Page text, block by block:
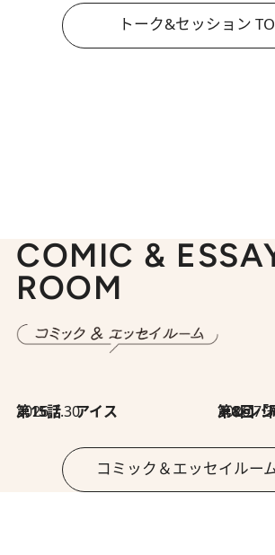
トーク&セッション
COMIC &
ROOM
2026.7.30
第15話 アイス 第8回「同人誌即売
コミック＆エッセイルー